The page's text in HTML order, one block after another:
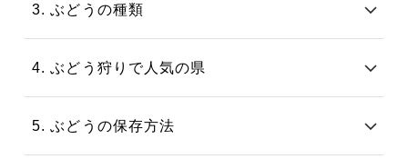
3. ぶどうの種類
4. ぶどう狩りで人気の県
5. ぶどうの保存方法